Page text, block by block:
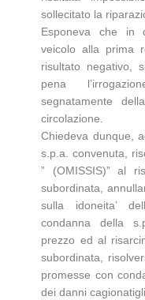
sollecitato la
Esponeva che in
veicolo alla prima
risultato negativo,
pena
segnatamente
circolazione.
Chiedeva dunque,
s.p.a. convenuta,
” (OMISSIS)” al
subordinata,
sulla idoneita’
condanna della
prezzo ed al
subordinata,
promesse con
dei danni